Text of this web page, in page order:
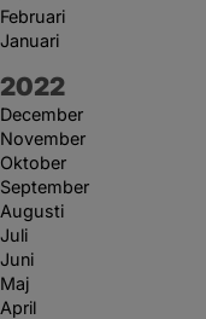
Februari
Januari
År:
2022
December
November
Oktober
September
Augusti
Juli
Juni
Maj
April